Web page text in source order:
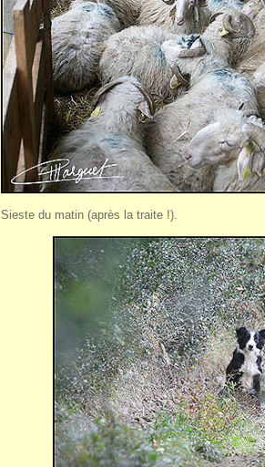
Sieste du matin (après la traite !).